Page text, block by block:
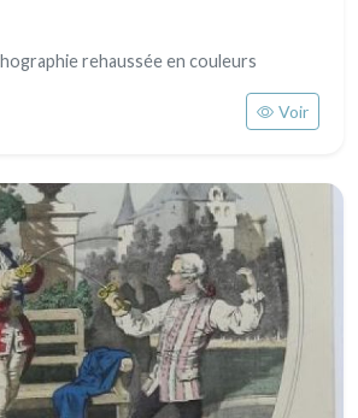
rehaussée en couleurs
Voir